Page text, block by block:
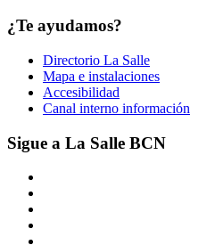
¿Te ayudamos?
Directorio La Salle
Mapa e instalaciones
Accesibilidad
Canal interno información
Sigue a La Salle BCN